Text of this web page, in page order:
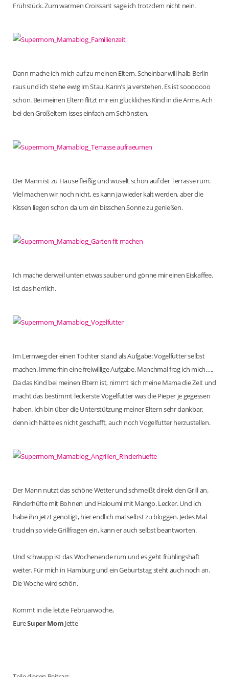
Frühstück. Zum warmen Croissant sage ich trotzdem nicht nein.
Dann mache ich mich auf zu meinen Eltern. Scheinbar will halb Berlin
raus und ich stehe ewig im Stau. Kann’s ja verstehen. Es ist sooooooo
schön. Bei meinen Eltern flitzt mir ein glückliches Kind in die Arme. Ach
bei den Großeltern isses einfach am Schönsten.
Der Mann ist zu Hause fleißig und wuselt schon auf der Terrasse rum.
Viel machen wir noch nicht, es kann ja wieder kalt werden, aber die
Kissen liegen schon da um ein bisschen Sonne zu genießen.
Ich mache derweil unten etwas sauber und gönne mir einen Eiskaffee.
Ist das herrlich.
Im Lernweg der einen Tochter stand als Aufgabe: Vogelfutter selbst
machen. Immerhin eine freiwillige Aufgabe. Manchmal frag ich mich…..
Da das Kind bei meinen Eltern ist, nimmt sich meine Mama die Zeit und
macht das bestimmt leckerste Vogelfutter was die Pieper je gegessen
haben. Ich bin über die Unterstützung meiner Eltern sehr dankbar,
denn ich hätte es nicht geschafft, auch noch Vogelfutter herzustellen.
Der Mann nutzt das schöne Wetter und schmeißt direkt den Grill an.
Rinderhüfte mit Bohnen und Haloumi mit Mango. Lecker. Und ich
habe ihn jetzt genötigt, hier endlich mal selbst zu bloggen. Jedes Mal
trudeln so viele Grillfragen ein, kann er auch selbst beantworten.
Und schwupp ist das Wochenende rum und es geht frühlingshaft
weiter. Für mich in Hamburg und ein Geburtstag steht auch noch an.
Die Woche wird schön.
Kommt in die letzte Februarwoche,
EureSuper Mom Jette